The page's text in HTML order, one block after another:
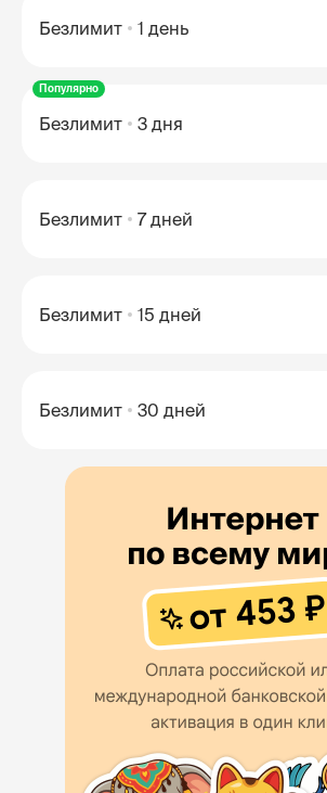
Безлимит 1 день
Популярно
Безлимит 3 дня
Безлимит 7 дней
Безлимит 15 дней
Безлимит 30 дней